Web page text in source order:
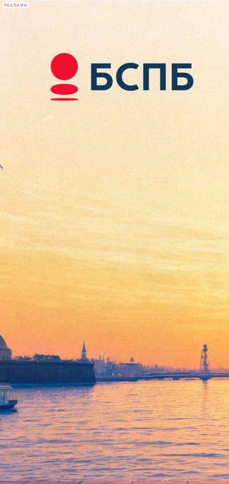
РЕКЛАМА
Сегодня:
2026.08.07
13:31
Афиша Plus
Концерт группы Black Light
Burns. Сольный проект Уэса
Борланда, гитариста Limp
Bizkit